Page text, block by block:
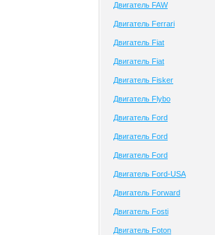
Двигатель FAW
Двигатель Ferrari
Двигатель Fiat
Двигатель Fiat
Двигатель Fisker
Двигатель Flybo
Двигатель Ford
Двигатель Ford
Двигатель Ford
Двигатель Ford-USA
Двигатель Forward
Двигатель Fosti
Двигатель Foton